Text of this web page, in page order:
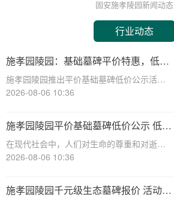
固安施孝陵园新闻动态
行业动态
施孝园陵园：基础墓碑平价特惠，低预
算家庭专属优惠详解
施孝园陵园推出平价基础墓碑低价公示活
动，为低预算家庭提供专属优惠，帮助您在
济实惠且美观的墓碑。☎ 施孝园陵园电
话:400-838-5063平价基础墓碑的特点：
2026-08-06 10:36
施孝园陵园平价基础墓碑低价公示 低预
算家庭专属优惠
在现代社会中，人们对生命的尊重和对逝者
的缅怀显得尤为重要。陵园作为安息逝者、
直接关系到家属的情感体验。施孝园陵园作
为一家专业的陵园服务机构，一直致力于为
2026-08-06 10:36
施孝园陵园千元级生态墓碑报价 活动期